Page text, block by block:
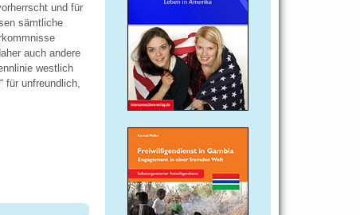
und für
sämtliche
auch andere
westlich
für unfreundlich,